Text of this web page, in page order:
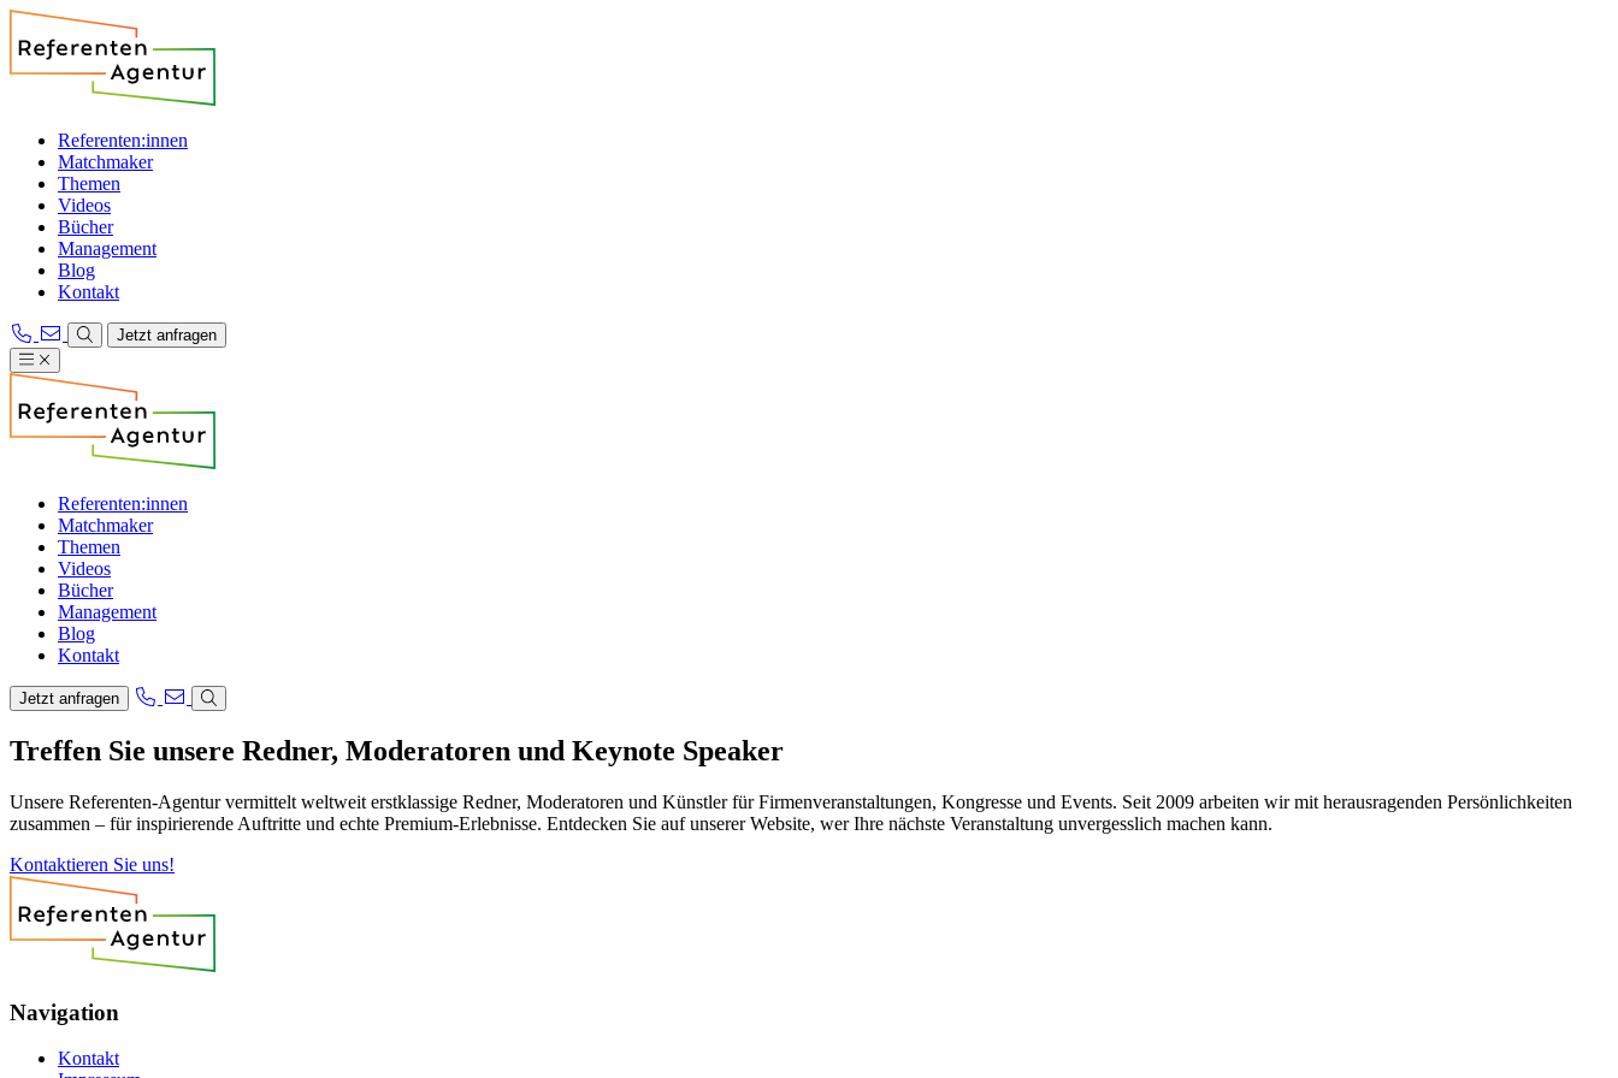
Referenten:innen
Matchmaker
Themen
Videos
Bücher
Management
Blog
Kontakt
Jetzt anfragen
Referenten:innen
Matchmaker
Themen
Videos
Bücher
Management
Blog
Kontakt
Jetzt anfragen
Treffen Sie unsere Redner, Moderatoren und Keynote Speaker
Unsere Referenten-Agentur vermittelt weltweit erstklassige Redner, Moderatoren und Künstler für Firmenveranstaltungen, Kongresse und Events. Seit 2009 arbeiten wir mit herausragenden Persönlichkeiten
zusammen – für inspirierende Auftritte und echte Premium-Erlebnisse. Entdecken Sie auf unserer Website, wer Ihre nächste Veranstaltung unvergesslich machen kann.
Kontaktieren Sie uns!
Navigation
Kontakt